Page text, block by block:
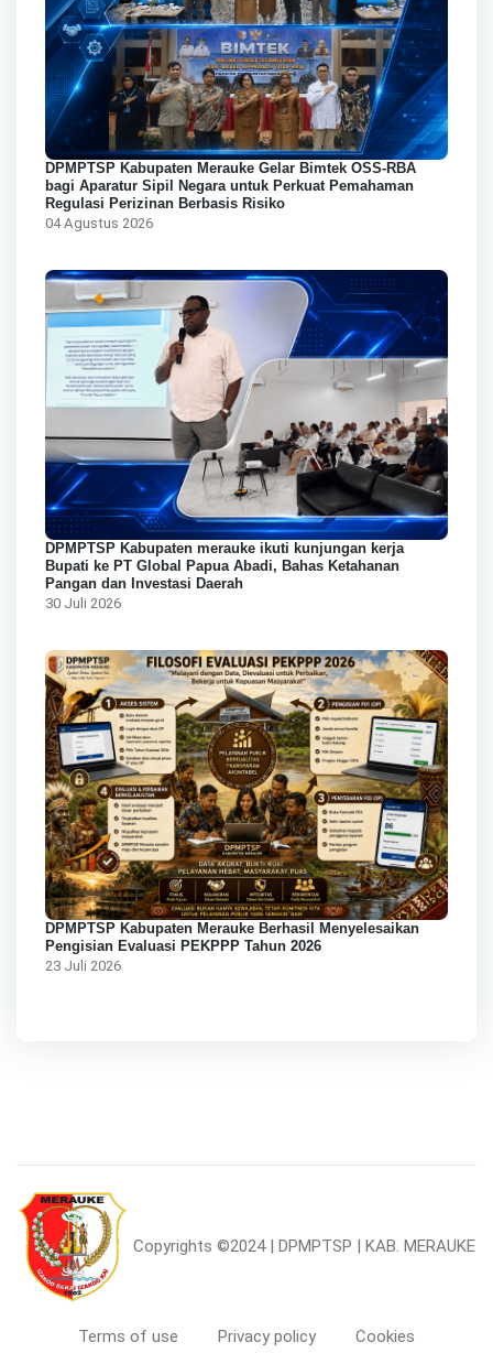
DPMPTSP Kabupaten Merauke Gelar Bimtek OSS-RBA
bagi Aparatur Sipil Negara untuk Perkuat Pemahaman
Regulasi Perizinan Berbasis Risiko
04 Agustus 2026
DPMPTSP Kabupaten merauke ikuti kunjungan kerja
Bupati ke PT Global Papua Abadi, Bahas Ketahanan
Pangan dan Investasi Daerah
30 Juli 2026
DPMPTSP Kabupaten Merauke Berhasil Menyelesaikan
Pengisian Evaluasi PEKPPP Tahun 2026
23 Juli 2026
Copyrights ©2024 | DPMPTSP | KAB. MERAUKE
Terms of use Privacy policy Cookies